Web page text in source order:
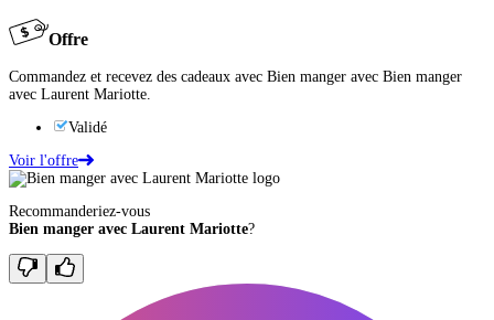
Offre
Commandez et recevez des cadeaux avec Bien manger avec Bien manger
avec Laurent Mariotte.
Validé
Voir l'offre
Recommanderiez-vous
Bien manger avec Laurent Mariotte?